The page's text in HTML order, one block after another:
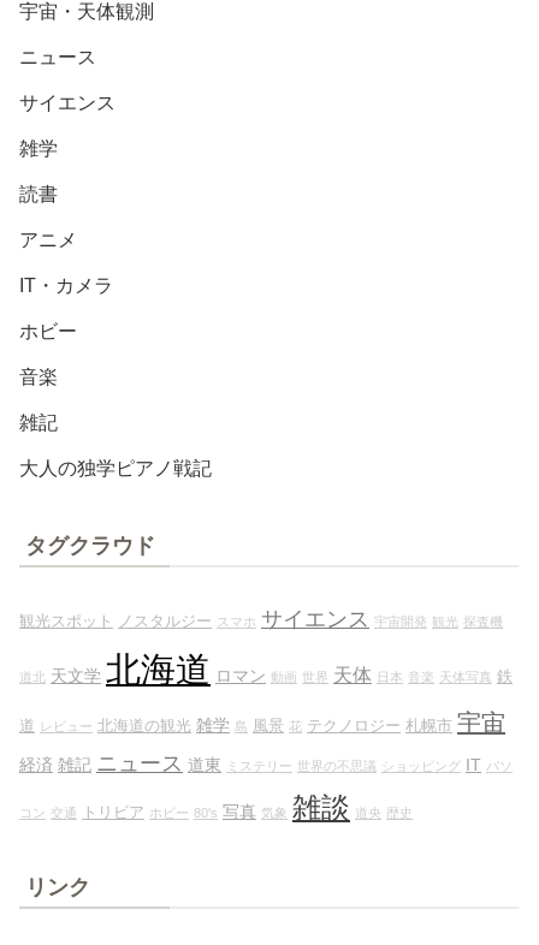
宇宙・天体観測
ニュース
サイエンス
雑学
読書
アニメ
IT・カメラ
ホビー
音楽
雑記
大人の独学ピアノ戦記
タグクラウド
観光スポット ノスタルジー スマホ サイエンス 宇宙開発 観光 探査機
道北 天文学 北海道 ロマン 動画 世界 天体 日本 音楽 天体写真 鉄
道 レビュー 北海道の観光 雑学 島 風景 花 テクノロジー 札幌市 宇宙
経済 雑記 ニュース 道東 ミステリー 世界の不思議 ショッピング IT パソ
コン 交通 トリビア ホビー 80's 写真 気象 雑談 道央 歴史
リンク